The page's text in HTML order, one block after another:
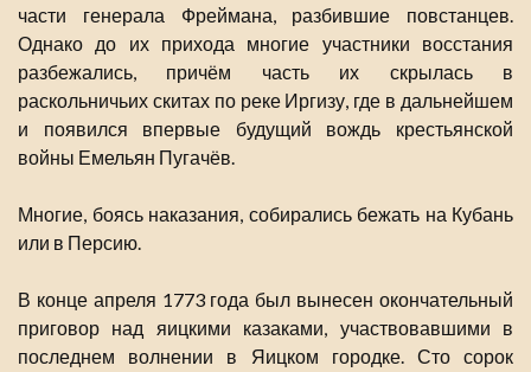
части генерала Фреймана, разбившие повстанцев.
Однако до их прихода многие участники восстания
разбежались, причём часть их скрылась в
раскольничьих скитах по реке Иргизу, где в дальнейшем
и появился впервые будущий вождь крестьянской
войны Емельян Пугачёв.
Многие, боясь наказания, собирались бежать на Кубань
или в Персию.
В конце апреля 1773 года был вынесен окончательный
приговор над яицкими казаками, участвовавшими в
последнем волнении в Яицком городке. Сто сорок